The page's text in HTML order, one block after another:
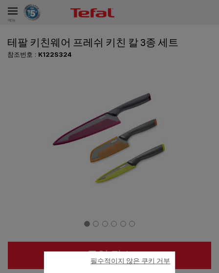
메뉴
테팔 키친웨어 프레쉬 키친 칼 3종 세트
참조번호 : K122S324
구입 장소
필수적이지 않은 쿠키 거부